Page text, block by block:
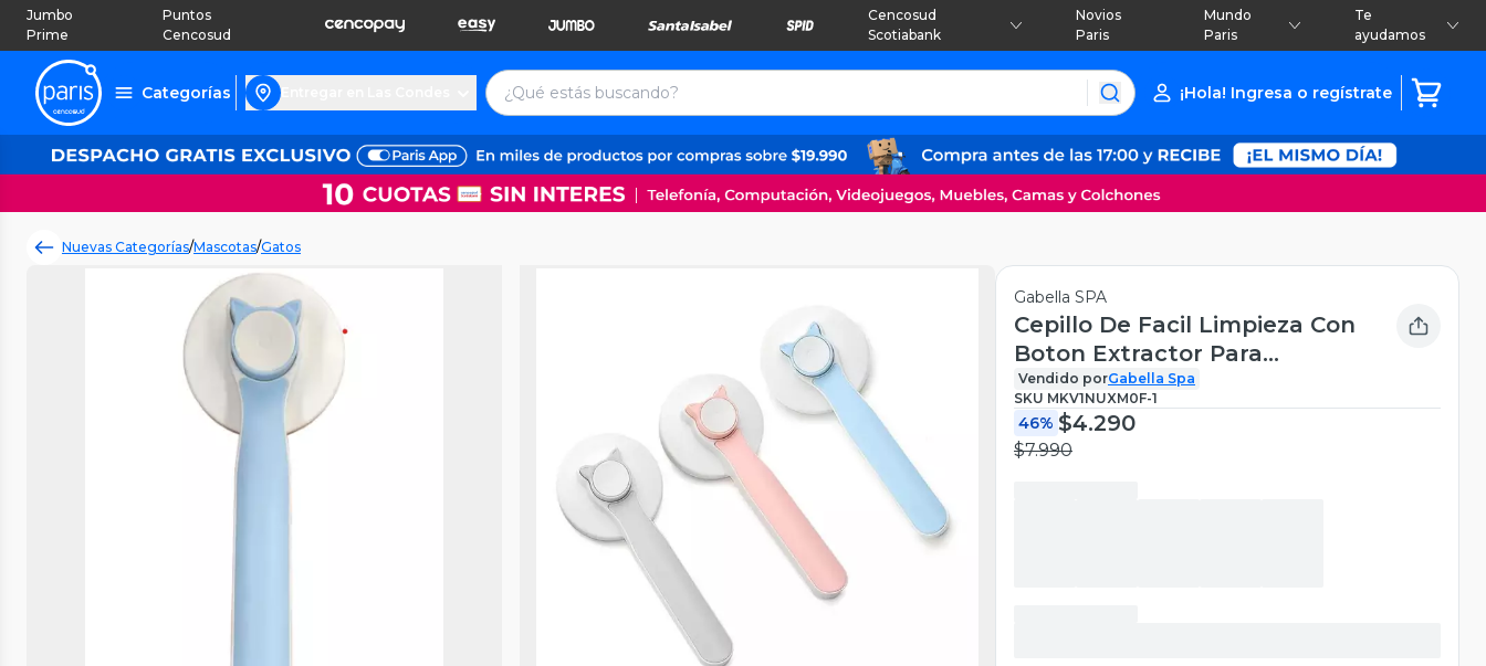
Jumbo
Prime
Puntos
Cencosud
Cencosud
Scotiabank
Novios
Paris
Mundo
Paris
Te
ayudamos
Categorías ¡Hola! Ingresa o regístrate
Nuevas Categorías/Mascotas/Gatos
Gabella SPA
Cepillo De Facil Limpieza Con
Boton Extractor Para
Mascota
Vendido porGabella Spa
SKU MKV1NUXM0F-1
46% $4.290
$7.990